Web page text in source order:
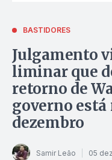
BASTIDORES
Julgamento
liminar que
retorno de
governo está
dezembro
Samir Leão 05